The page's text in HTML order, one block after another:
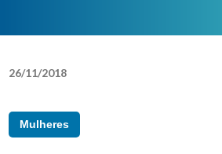
26/11/2018
Mulheres